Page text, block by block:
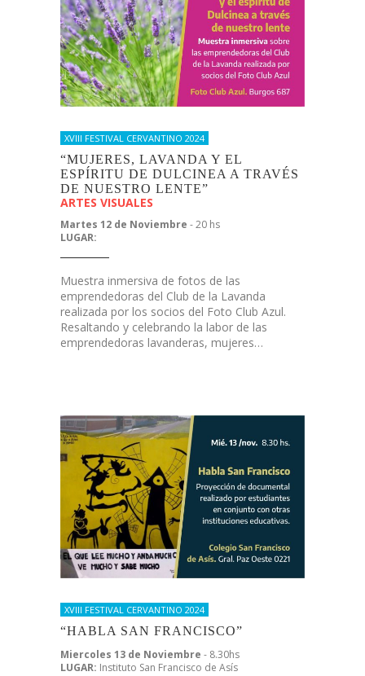
XVIII FESTIVAL CERVANTINO 2024
“MUJERES, LAVANDA Y EL
ESPÍRITU DE DULCINEA A TRAVÉS
DE NUESTRO LENTE”
ARTES VISUALES
Martes 12 de Noviembre - 20 hs
LUGAR:
Muestra inmersiva de fotos de las
emprendedoras del Club de la Lavanda
realizada por los socios del Foto Club Azul.
Resaltando y celebrando la labor de las
emprendedoras lavanderas, mujeres…
XVIII FESTIVAL CERVANTINO 2024
“HABLA SAN FRANCISCO”
Miercoles 13 de Noviembre - 8.30hs
LUGAR: Instituto San Francisco de Asís